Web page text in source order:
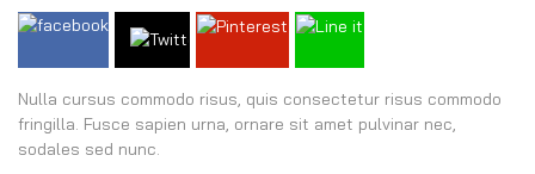
Nulla cursus commodo risus, quis consectetur risus commodo
fringilla. Fusce sapien urna, ornare sit amet pulvinar nec,
sodales sed nunc.